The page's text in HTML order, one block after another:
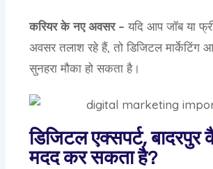
करियर के नए अवसर – यदि आप जॉब या
अवसर तलाश रहे हैं, तो डिजिटल मार्केटिंग
सुनहरा मौका हो सकता है।
डिजिटल एक्सपर्ट,
मदद कर सकता है?